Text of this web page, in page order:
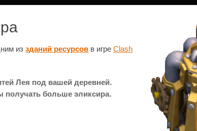
иззданий ресурсов в игреClash
Лея под вашей деревней.
получать больше эликсира.